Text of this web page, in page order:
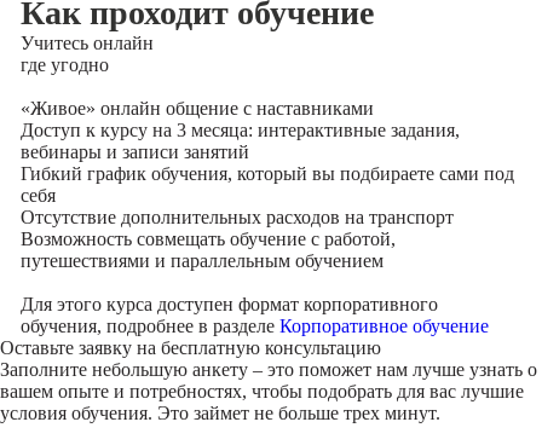
Как проходит обучение
Учитесь онлайн
где угодно
«Живое» онлайн общение с наставниками
Доступ к курсу на 3 месяца: интерактивные задания,
вебинары и записи занятий
Гибкий график обучения, который вы подбираете сами под
себя
Отсутствие дополнительных расходов на транспорт
Возможность совмещать обучение с работой,
путешествиями и параллельным обучением
Для этого курса доступен формат корпоративного
обучения, подробнее в разделе Корпоративное обучение
Оставьте заявку на бесплатную консультацию
Заполните небольшую анкету – это поможет нам лучше узнать о
вашем опыте и потребностях, чтобы подобрать для вас лучшие
условия обучения. Это займет не больше трех минут.